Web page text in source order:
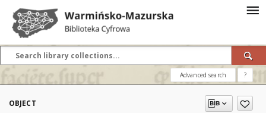
Advanced search ?
OBJECT